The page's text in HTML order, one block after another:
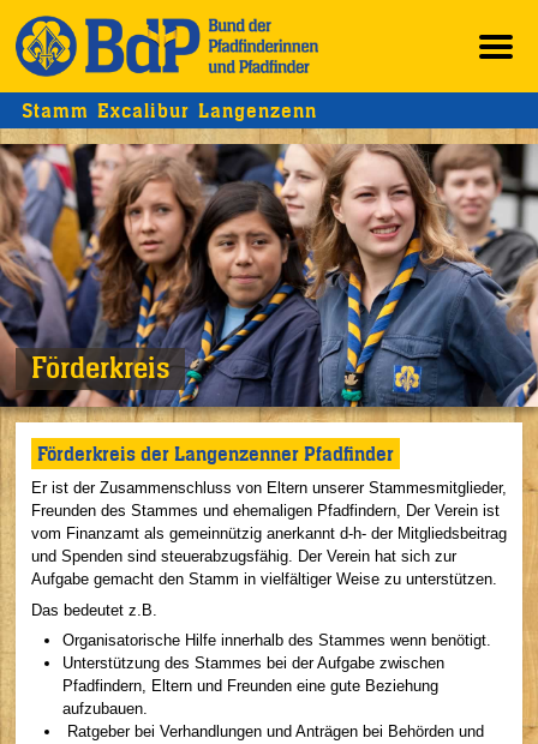
Stamm Excalibur Langenzenn
Förderkreis
Förderkreis der Langenzenner Pfadfinder
Er ist der Zusammenschluss von Eltern unserer Stammesmitglieder,
Freunden des Stammes und ehemaligen Pfadfindern, Der Verein ist
vom Finanzamt als gemeinnützig anerkannt d-h- der Mitgliedsbeitrag
und Spenden sind steuerabzugsfähig. Der Verein hat sich zur
Aufgabe gemacht den Stamm in vielfältiger Weise zu unterstützen.
Das bedeutet z.B.
Organisatorische Hilfe innerhalb des Stammes wenn benötigt.
Unterstützung des Stammes bei der Aufgabe zwischen
Pfadfindern, Eltern und Freunden eine gute Beziehung
aufzubauen.
Ratgeber bei Verhandlungen und Anträgen bei Behörden und